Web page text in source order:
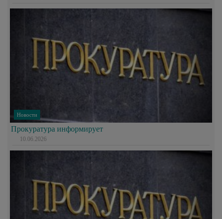
Новости
Прокуратура информирует
10.06.2026